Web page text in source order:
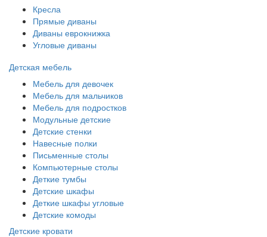
Кресла
Прямые диваны
Диваны еврокнижка
Угловые диваны
Детская мебель
Мебель для девочек
Мебель для мальчиков
Мебель для подростков
Модульные детские
Детские стенки
Навесные полки
Письменные столы
Компьютерные столы
Деткие тумбы
Детские шкафы
Деткие шкафы угловые
Детские комоды
Детские кровати